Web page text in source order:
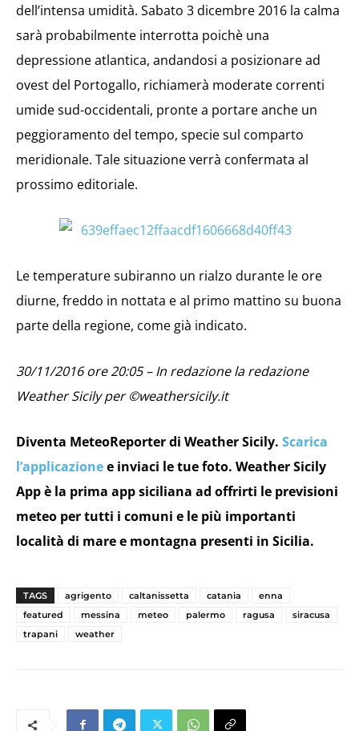
dell’intensa umidità. Sabato 3 dicembre 2016 la calma
sarà probabilmente interrotta poichè una
depressione atlantica, andandosi a posizionare ad
ovest del Portogallo, richiamerà moderate correnti
umide sud-occidentali, pronte a portare anche un
peggioramento del tempo, specie sul comparto
meridionale. Tale situazione verrà confermata al
prossimo editoriale.
Le temperature subiranno un rialzo durante le ore
diurne, freddo in nottata e al primo mattino su buona
parte della regione, come già indicato.
30/11/2016 ore 20:05 – In redazione la redazione
Weather Sicily per ©weathersicily.it
Diventa MeteoReporter di Weather Sicily. Scarica
l’applicazionee inviaci le tue foto. Weather Sicily
App è la prima app siciliana ad offrirti le previsioni
meteo per tutti i comuni e le più importanti
località di mare e montagna presenti in Sicilia.
TAGS agrigento caltanissetta catania
enna
featured
messina meteo palermo ragusa
siracusa
trapani
weather